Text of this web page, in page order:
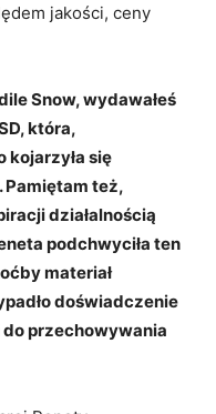
jakości, ceny
Snow, wydawałeś
która,
kojarzyła się
też,
działalnością
podchwyciła ten
materiał
doświadczenie
przechowywania